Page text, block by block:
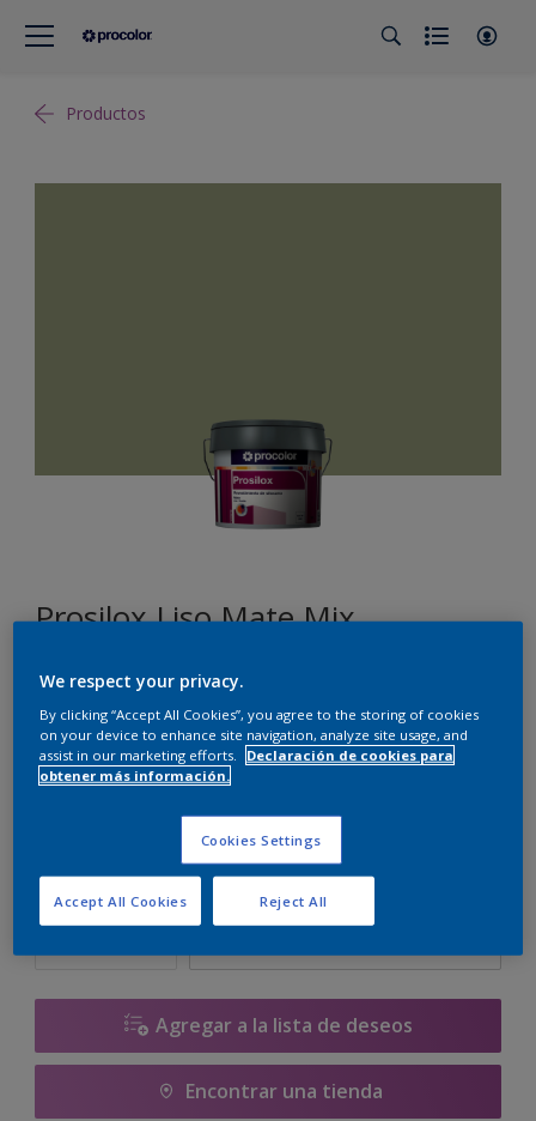
Productos
Prosilox Liso Mate Mix
H6.15.58
Cambiar de color
Tamaño
Cantidad Calculadora de pintura
Agregar a la lista de deseos
Encontrar una tienda
We respect your privacy.
By clicking “Accept All Cookies”, you agree to the storing of cookies
on your device to enhance site navigation, analyze site usage, and
assist in our marketing efforts.
Declaración de cookies para
obtener más información.
Cookies Settings
Reject All
Accept All Cookies